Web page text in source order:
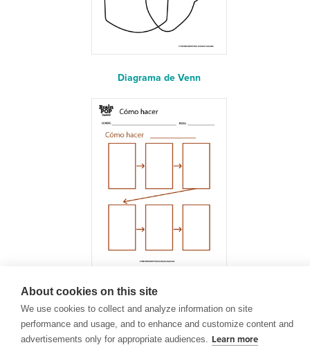
Diagrama de Venn
¿Cómo hacer?
About cookies on this site
We use cookies to collect and analyze information on site
performance and usage, and to enhance and customize content and
advertisements only for appropriate audiences. Learn more